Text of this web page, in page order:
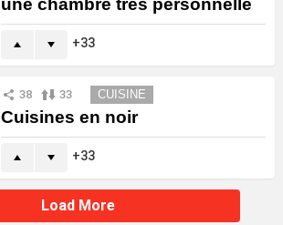
une chambre très personnelle
33
38 33 CUISINE
Cuisines en noir
33
Load More